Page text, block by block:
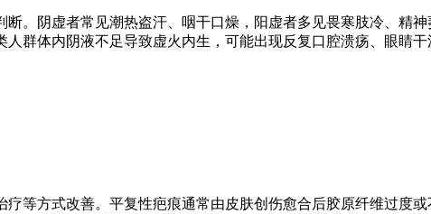
。阴虚者常见潮热盗汗、咽干口燥，阳虚者多见畏寒肢冷、精
群体内阴液不足导致虚火内生，可能出现反复口腔溃疡、眼睛
等方式改善。平复性疤痕通常由皮肤创伤愈合后胶原纤维过度